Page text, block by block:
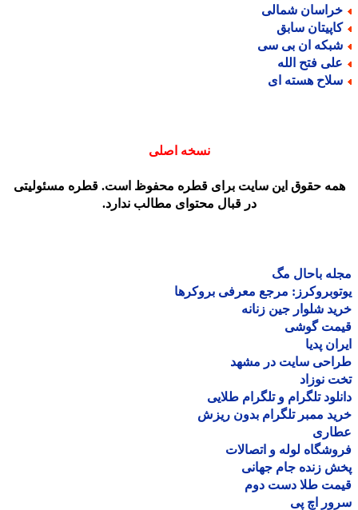
شمالی
سابق
ان بی سی
فتح الله
هسته ای
نسخه اصلی
حقوق این سایت برای قطره محفوظ است. قطره مسئولیتی
در قبال محتوای مطالب ندارد.
باحال مگ
مرجع معرفی بروکرها
شلوار جین زنانه
گوشی
پدیا
سایت در مشهد
نوزاد
تلگرام و تلگرام طلایی
ممبر تلگرام بدون ریزش
لوله و اتصالات
زنده جام جهانی
طلا دست دوم
اچ پی